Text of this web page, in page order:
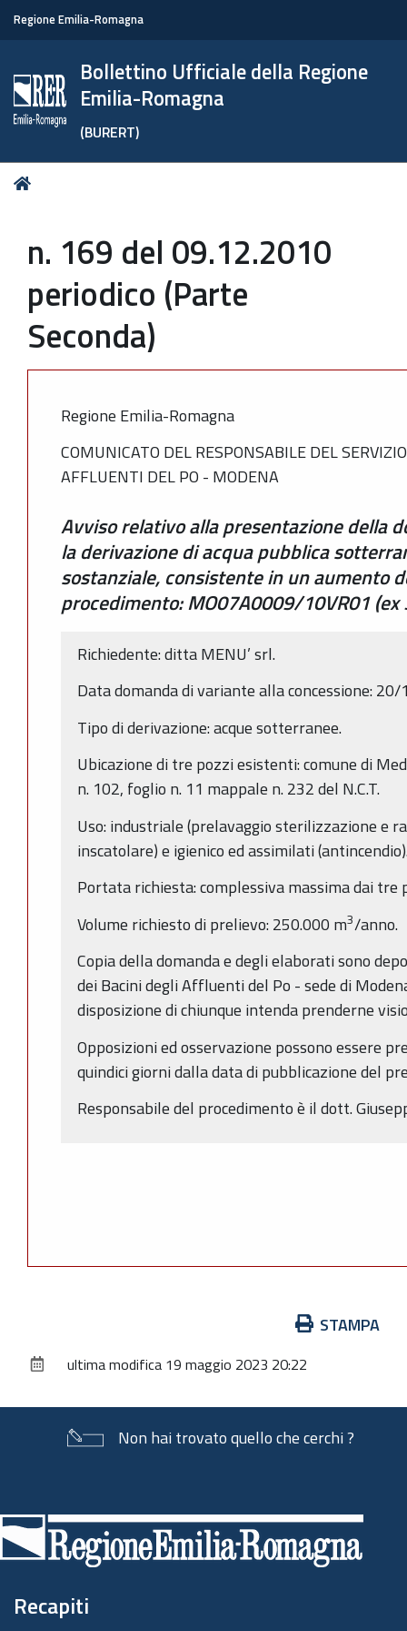
Regione Emilia-Romagna
Bollettino Ufficiale della Regione
Emilia-Romagna
(BURERT)
Tu
n. 169 del 09.12.2010
periodico (Parte
Seconda)
Regione Emilia-Romagna
COMUNICATO DEL RESPONSABILE DEL
AFFLUENTI DEL PO - MODENA
Avviso relativo alla presentazione della
la derivazione di acqua pubblica
sostanziale, consistente in un aumento
procedimento: MO07A0009/10VR01
Richiedente: ditta MENU’ srl.
Data domanda di variante alla concessione:
Tipo di derivazione: acque sotterranee.
Ubicazione di tre pozzi esistenti: comune di
n. 102, foglio n. 11 mappale n. 232 del N.C.T.
Uso: industriale (prelavaggio sterilizzazione e
inscatolare) e igienico ed assimilati
Portata richiesta: complessiva massima dai tre
Volume richiesto di prelievo: 250.000 m3/anno.
Copia della domanda e degli elaborati sono
dei Bacini degli Affluenti del Po - sede di
disposizione di chiunque intenda prenderne
Opposizioni ed osservazione possono essere
quindici giorni dalla data di pubblicazione del
Responsabile del procedimento è il dott.
documento
STAMPA
ultima modifica 19 maggio 2023 20:22
Non hai trovato quello che cerchi ?
di
pagina
Recapiti